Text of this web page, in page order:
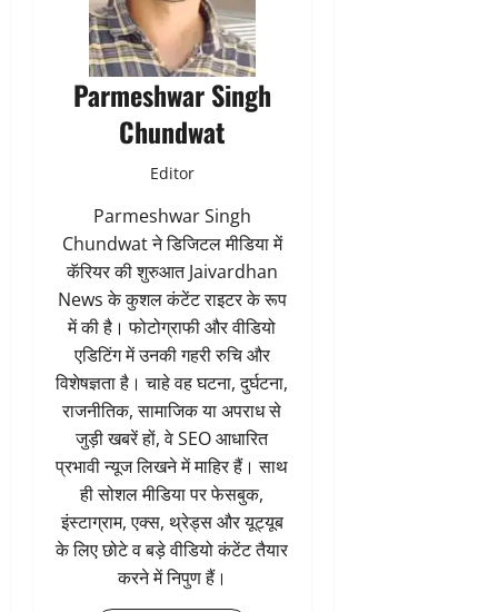
Parmeshwar Singh
Chundwat
Editor
Parmeshwar Singh
Chundwat ने डिजिटल मीडिया में
कॅरियर की शुरुआत Jaivardhan
News के कुशल कंटेंट राइटर के रूप
में की है। फोटोग्राफी और वीडियो
एडिटिंग में उनकी गहरी रुचि और
विशेषज्ञता है। चाहे वह घटना, दुर्घटना,
राजनीतिक, सामाजिक या अपराध से
जुड़ी खबरें हों, वे SEO आधारित
प्रभावी न्यूज लिखने में माहिर हैं। साथ
ही सोशल मीडिया पर फेसबुक,
इंस्टाग्राम, एक्स, थ्रेड्स और यूट्यूब
के लिए छोटे व बड़े वीडियो कंटेंट तैयार
करने में निपुण हैं।